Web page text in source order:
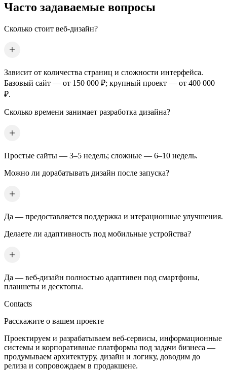
Часто задаваемые вопросы
Сколько стоит веб-дизайн?
Зависит от количества страниц и сложности интерфейса.
Базовый сайт — от 150 000 ₽; крупный проект — от 400 000
₽.
Сколько времени занимает разработка дизайна?
Простые сайты — 3–5 недель; сложные — 6–10 недель.
Можно ли дорабатывать дизайн после запуска?
Да — предоставляется поддержка и итерационные улучшения.
Делаете ли адаптивность под мобильные устройства?
Да — веб-дизайн полностью адаптивен под смартфоны,
планшеты и десктопы.
Contacts
Расскажите о вашем проекте
Проектируем и разрабатываем веб-сервисы, информационные
системы и корпоративные платформы под задачи бизнеса —
продумываем архитектуру, дизайн и логику, доводим до
релиза и сопровождаем в продакшене.